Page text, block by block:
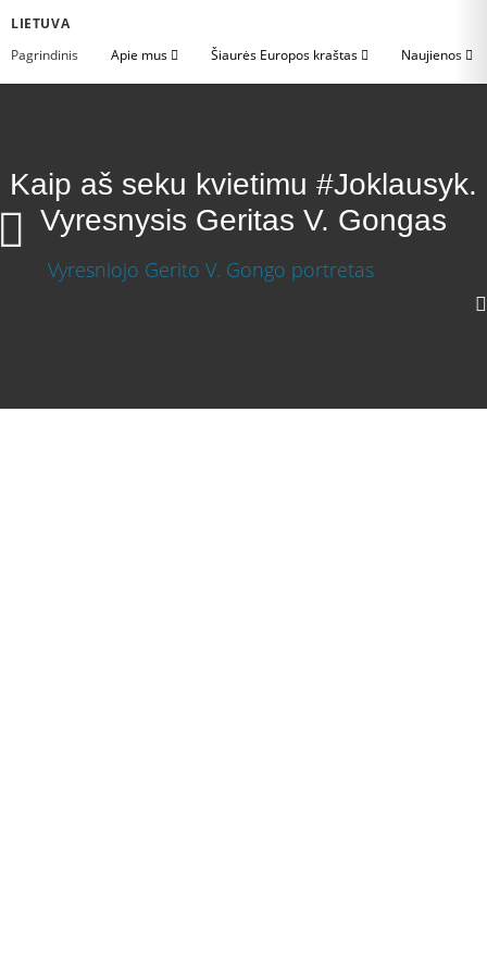
LIETUVA
Pagrindinis
Apie mus Šiaurės Europos kraštas Naujienos
Kaip aš seku kvietimu #Joklausyk.
Vyresnysis Geritas V. Gongas